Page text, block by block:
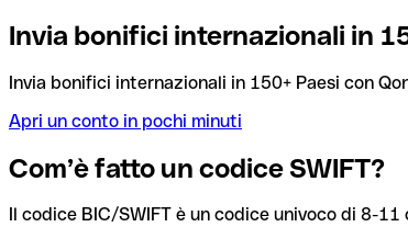
Invia bonifici internazionali in
Invia bonifici internazionali in 150+ Paesi con
Apri un conto in pochi minuti
Com’è fatto un codice SWIFT?
Il codice BIC/SWIFT è un codice univoco di 8-